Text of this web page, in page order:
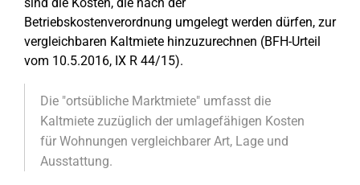
Betriebskostenverordnung umgelegt werden dürfen, zur
vergleichbaren Kaltmiete hinzuzurechnen (BFH-Urteil
vom 10.5.2016, IX R 44/15).
Die "ortsübliche Marktmiete" umfasst die
Kaltmiete zuzüglich der umlagefähigen Kosten
für Wohnungen vergleichbarer Art, Lage und
Ausstattung.